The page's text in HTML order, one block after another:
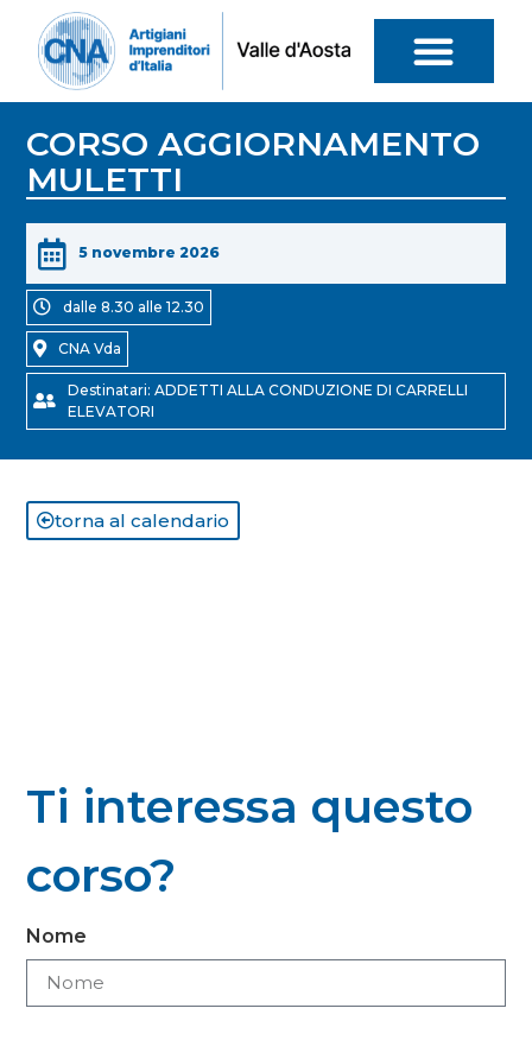
CORSO AGGIORNAMENTO
MULETTI
5 novembre 2026
dalle 8.30 alle 12.30
CNA Vda
Destinatari: ADDETTI ALLA CONDUZIONE DI CARRELLI
ELEVATORI
torna al calendario
Ti interessa questo
corso?
Nome